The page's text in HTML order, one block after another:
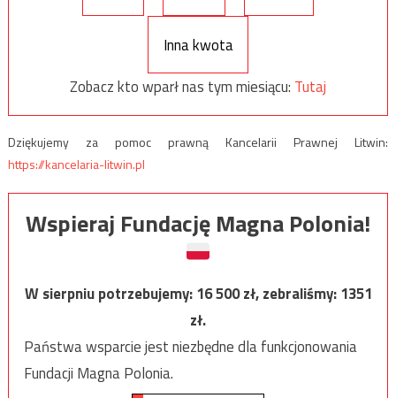
Inna kwota
Zobacz kto wparł nas tym miesiącu: Tutaj
Dziękujemy za pomoc prawną Kancelarii Prawnej Litwin:
https://kancelaria-litwin.pl
Wspieraj Fundację Magna Polonia!
W sierpniu potrzebujemy:16 500zł, zebraliśmy:1351
zł.
Państwa wsparcie jest niezbędne dla funkcjonowania
Fundacji Magna Polonia.